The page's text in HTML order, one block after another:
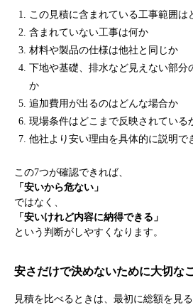
この見積に含まれている工事範囲は
含まれていない工事は何か
材料や製品の仕様は他社と同じか
下地や基礎、排水など見えない部分
か
追加費用が出るのはどんな場合か
現場条件はどこまで反映されている
他社より安い理由を具体的に説明で
この7つが確認できれば、
「安いから危ない」
ではなく、
「安いけれど内容に納得できる」
という判断がしやすくなります。
安さだけで決めないために大切な
見積を比べるときは、最初に総額を見